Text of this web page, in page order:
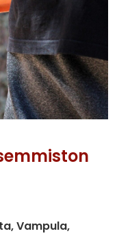
Vampula